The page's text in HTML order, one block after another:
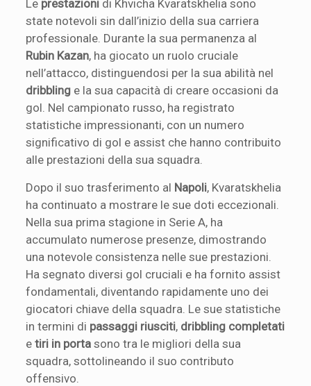
Le prestazioni di Khvicha Kvaratskhelia sono
state notevoli sin dall’inizio della sua carriera
professionale. Durante la sua permanenza al
Rubin Kazan, ha giocato un ruolo cruciale
nell’attacco, distinguendosi per la sua abilità nel
dribbling e la sua capacità di creare occasioni da
gol. Nel campionato russo, ha registrato
statistiche impressionanti, con un numero
significativo di gol e assist che hanno contribuito
alle prestazioni della sua squadra.
Dopo il suo trasferimento al Napoli, Kvaratskhelia
ha continuato a mostrare le sue doti eccezionali.
Nella sua prima stagione in Serie A, ha
accumulato numerose presenze, dimostrando
una notevole consistenza nelle sue prestazioni.
Ha segnato diversi gol cruciali e ha fornito assist
fondamentali, diventando rapidamente uno dei
giocatori chiave della squadra. Le sue statistiche
in termini di passaggi riusciti, dribbling completati
etiri in porta sono tra le migliori della sua
squadra, sottolineando il suo contributo
offensivo.